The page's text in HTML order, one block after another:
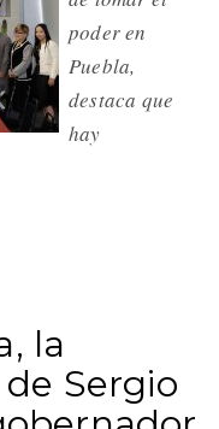
poder en
Puebla,
destaca que
hay
la
Sergio